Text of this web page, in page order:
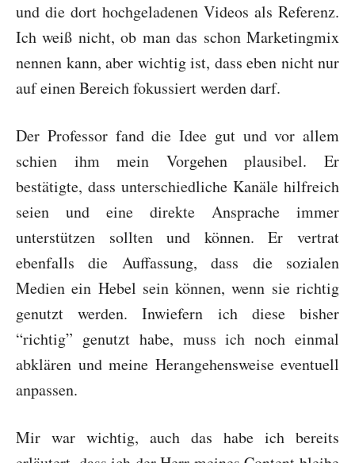
und die dort hochgeladenen Videos als Referenz.
Ich weiß nicht, ob man das schon Marketingmix
nennen kann, aber wichtig ist, dass eben nicht nur
auf einen Bereich fokussiert werden darf.
Der Professor fand die Idee gut und vor allem
schien ihm mein Vorgehen plausibel. Er
bestätigte, dass unterschiedliche Kanäle hilfreich
seien und eine direkte Ansprache immer
unterstützen sollten und können. Er vertrat
ebenfalls die Auffassung, dass die sozialen
Medien ein Hebel sein können, wenn sie richtig
genutzt werden. Inwiefern ich diese bisher
“richtig” genutzt habe, muss ich noch einmal
abklären und meine Herangehensweise eventuell
anpassen.
Mir war wichtig, auch das habe ich bereits